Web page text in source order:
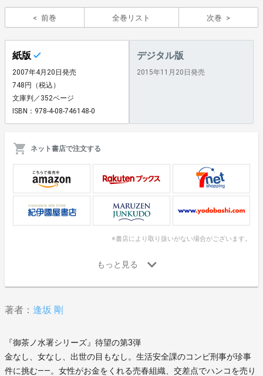
前巻 全巻リスト 次巻
紙版
2007年4月20日発売
748円（税込）
文庫判／352ページ
ISBN：978-4-08-746148-0
デジタル版
2015年11月20日発売
ネット書店で注文する
※書店により取り扱いがない場合がございます。
著者： 逢坂 剛
『御茶ノ水署シリーズ』待望の第3弾
金なし、女なし、出世の目もなし。生活安全課のコンビ刑事が珍事
件に挑む――。女性がお金をくれる売春組織、交差点でハンコを売り